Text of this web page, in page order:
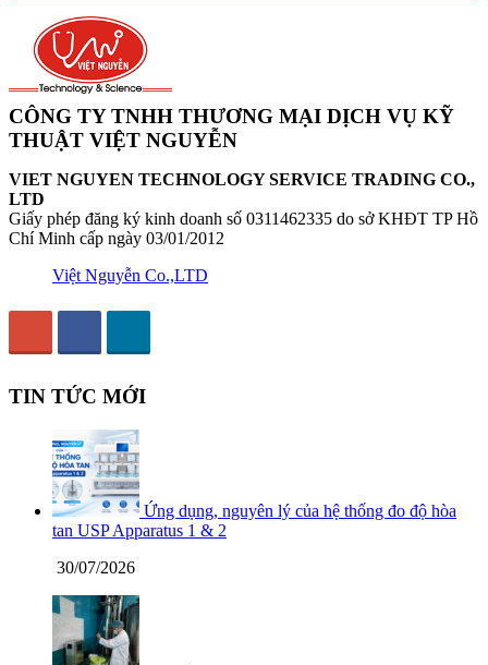
CÔNG TY TNHH THƯƠNG MẠI DỊCH VỤ KỸ
THUẬT VIỆT NGUYỄN
VIET NGUYEN TECHNOLOGY SERVICE TRADING CO.,
LTD
Giấy phép đăng ký kinh doanh số 0311462335 do sở KHĐT TP Hồ
Chí Minh cấp ngày 03/01/2012
Việt Nguyễn Co.,LTD
TIN TỨC MỚI
Ứng dụng, nguyên lý của hệ thống đo độ hòa
tan USP Apparatus 1 & 2
30/07/2026